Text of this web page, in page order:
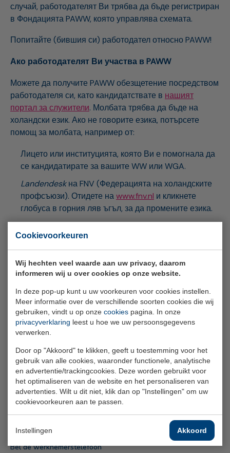
Cookievoorkeuren
Wij hechten veel waarde aan uw privacy, daarom
informeren wij u over cookies op onze website.
In deze pop-up kunt u uw voorkeuren voor cookies instellen.
Meer informatie over de verschillende soorten cookies die wij
gebruiken, vindt u op onze cookies pagina. In onze
privacyverklaring leest u hoe we uw persoonsgegevens
verwerken.
Door op "Akkoord" te klikken, geeft u toestemming voor het
gebruik van alle cookies, waaronder functionele, analytische
en advertentie/trackingcookies. Deze worden gebruikt voor
het optimaliseren van de website en het personaliseren van
advertenties. Wilt u dit niet, klik dan op "Instellingen" om uw
cookievoorkeuren aan te passen.
Instellingen Akkoord
случай, работодателят Ви трябва да бъде регистриран
в Фондацията PAWW, която управлява схемата.
Попитайте (бившия си) работодател относно PAWW!
Ако работодателят Ви участва в PAWW
Можете да получите PAWW обезщетение посредством
работодателя си, като кандидатствате в нашият
портал за служители. Молбата трябва да бъде на
холандски език. Ако не говорите езика, потърсете
помощ за молбата, например от:
Лицето или институцията, която Ви е помогнала да
се кандидатирате за вашите WW или WGA.
Landendeskна FNV (Федерацията на холандските
профсъюзи). Отидете наwww.fnv.nl и кликнете
глобуса в горния ляв ъгъл, за да промените езика.
Neem contact op met SPAWW
Stuur een bericht
Via onderstaande knop kunt u ons een bericht sturen.
Stuur bericht
Binnen4 werkdagenantwoord
Bel de werknemerstelefoon